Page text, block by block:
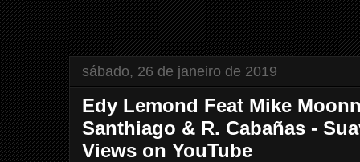
sábado, 26 de janeiro de 2019
Edy Lemond Feat Mike
Santhiago & R. Cabañas -
Views on YouTube